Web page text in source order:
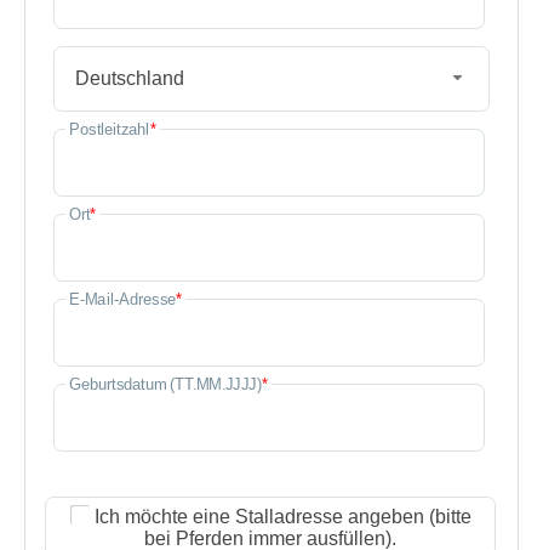
Deutschland
Postleitzahl *
Ort*
E-Mail-Adresse*
Geburtsdatum (TT.MM.JJJJ)*
Ich möchte eine Stalladresse angeben (bitte
bei Pferden immer ausfüllen).